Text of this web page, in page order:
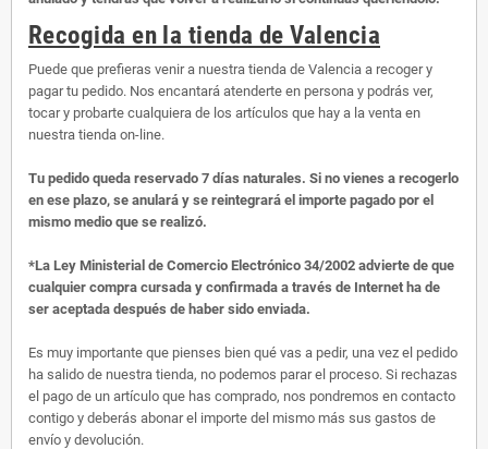
Recogida en la tienda de Valencia
Puede que prefieras venir a nuestra tienda de Valencia a recoger y
pagar tu pedido. Nos encantará atenderte en persona y podrás ver,
tocar y probarte cualquiera de los artículos que hay a la venta en
nuestra tienda on-line.
Tu pedido queda reservado 7 días naturales. Si no vienes a recogerlo
en ese plazo, se anulará y se reintegrará el importe pagado por el
mismo medio que se realizó.
*La Ley Ministerial de Comercio Electrónico 34/2002 advierte de que
cualquier compra cursada y confirmada a través de Internet ha de
ser aceptada después de haber sido enviada.
Es muy importante que pienses bien qué vas a pedir, una vez el pedido
ha salido de nuestra tienda, no podemos parar el proceso. Si rechazas
el pago de un artículo que has comprado, nos pondremos en contacto
contigo y deberás abonar el importe del mismo más sus gastos de
envío y devolución.